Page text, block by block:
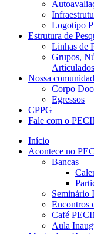
Logotipo
Estrutura de
Linhas de
Grupos,
Nossa
Corpo
Egressos
CPPG
Fale com o
Início
Acontece no
Bancas
Seminário
Encontros
Café
Aula